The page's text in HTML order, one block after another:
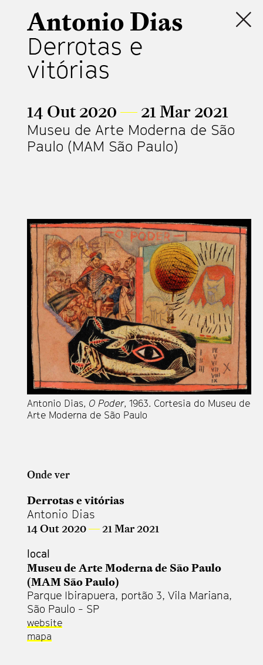
Antonio Dias
Derrotas e
vitórias
14 Out 2020—21 Mar 2021
Museu de Arte Moderna de São
Paulo (MAM São Paulo)
Antonio Dias, O Poder, 1963. Cortesia do Museu de
Arte Moderna de São Paulo
Onde ver
Derrotas e vitórias
Antonio Dias
14 Out 2020—21 Mar 2021
local
Museu de Arte Moderna de São Paulo
(MAM São Paulo)
Parque Ibirapuera, portão 3, Vila Mariana,
São Paulo - SP
website
mapa